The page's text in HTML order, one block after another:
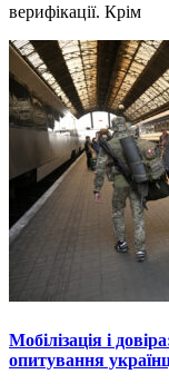
верифікації. Крім
Мобілізація і
опитування